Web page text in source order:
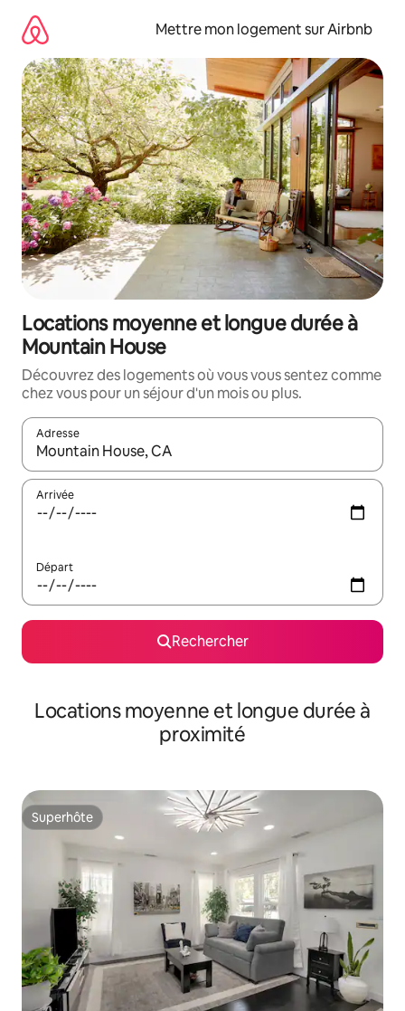
directement
contenu
Mettre mon logement sur Airbnb
Locations moyenne et longue durée à
Mountain House
Découvrez des logements où vous vous sentez comme
chez vous pour un séjour d'un mois ou plus.
Adresse
Lorsque les résultats s'affichent, utilisez les flèches vers le
Arrivée
Départ
Rechercher
Locations moyenne et longue durée à
proximité
Superhôte
Superhôte